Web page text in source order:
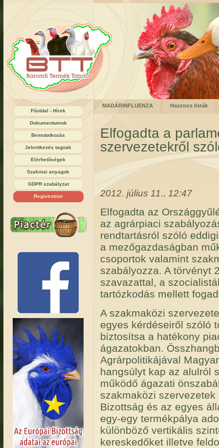
Főoldal - Hírek
Dokumentumok
Bemutatkozás
Jelentkezés tagnak
Elérhetőségek
Szakmai anyagok
GDPR szabályzat
Registration
MADÁRINFLUENZA Hasznos listák
Elfogadta a
szervezetekről
2012. július 11., 12:47
Elfogadta az
az agrárpiaci
rendtartásról szóló
a mezőgazdaságban
csoportok valamint
szabályozza. A törvényt
szavazattal, a
tartózkodás mellett
A szakmaközi
egyes kérdéseiről szóló
biztosítsa a hatékony
ágazatokban.
Agrárpolitikájával
hangsúlyt kap az alulról
működő ágazati
szakmaközi
Bizottság és az egyes
egy-egy termékpálya
különböző vertikális
kereskedőket illetve